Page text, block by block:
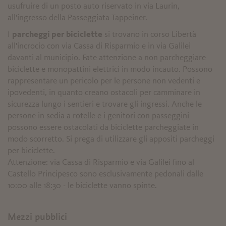
usufruire di un posto auto riservato in via Laurin,
all'ingresso della Passeggiata Tappeiner.
parcheggi per biciclette si trovano in corso Libertà
all'incrocio con via Cassa di Risparmio e in via Galilei
davanti al municipio. Fate attenzione a non parcheggiare
biciclette e monopattini elettrici in modo incauto. Possono
rappresentare un pericolo per le persone non vedenti e
ipovedenti, in quanto creano ostacoli per camminare in
sicurezza lungo i sentieri e trovare gli ingressi. Anche le
persone in sedia a rotelle e i genitori con passeggini
possono essere ostacolati da biciclette parcheggiate in
modo scorretto. Si prega di utilizzare gli appositi parcheggi
per biciclette.
Attenzione: via Cassa di Risparmio e via Galilei fino al
Castello Principesco sono esclusivamente pedonali dalle
10:00 alle 18:30 - le biciclette vanno spinte.
Mezzi pubblici